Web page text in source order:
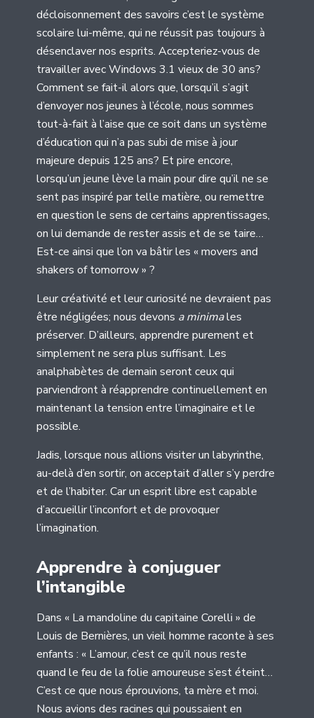
décloisonnement des savoirs c’est le système
scolaire lui-même, qui ne réussit pas toujours à
désenclaver nos esprits. Accepteriez-vous de
travailler avec Windows 3.1 vieux de 30 ans?
Comment se fait-il alors que, lorsqu’il s’agit
d’envoyer nos jeunes à l’école, nous sommes
tout-à-fait à l’aise que ce soit dans un système
d’éducation qui n’a pas subi de mise à jour
majeure depuis 125 ans? Et pire encore,
lorsqu’un jeune lève la main pour dire qu’il ne se
sent pas inspiré par telle matière, ou remettre
en question le sens de certains apprentissages,
on lui demande de rester assis et de se taire…
Est-ce ainsi que l’on va bâtir les « movers and
shakers of tomorrow » ?
Leur créativité et leur curiosité ne devraient pas
être négligées; nous devons a minimales
préserver. D’ailleurs, apprendre purement et
simplement ne sera plus suffisant. Les
analphabètes de demain seront ceux qui
parviendront à réapprendre continuellement en
maintenant la tension entre l’imaginaire et le
possible.
Jadis, lorsque nous allions visiter un labyrinthe,
au-delà d’en sortir, on acceptait d’aller s’y perdre
et de l’habiter. Car un esprit libre est capable
d’accueillir l’inconfort et de provoquer
l’imagination.
Apprendre à conjuguer
l’intangible
Dans « La mandoline du capitaine Corelli » de
Louis de Bernières, un vieil homme raconte à ses
enfants : « L’amour, c’est ce qu’il nous reste
quand le feu de la folie amoureuse s’est éteint…
C’est ce que nous éprouvions, ta mère et moi.
Nous avions des racines qui poussaient en